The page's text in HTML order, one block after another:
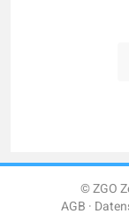
© ZGO
AGB